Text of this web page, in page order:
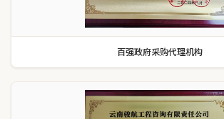
百强政府采购代理机构